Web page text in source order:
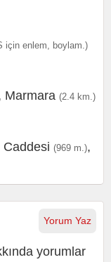
için enlem, boylam.)
Marmara (2.4 km.)
Caddesi (969 m.),
Yorum Yaz
yorumlar